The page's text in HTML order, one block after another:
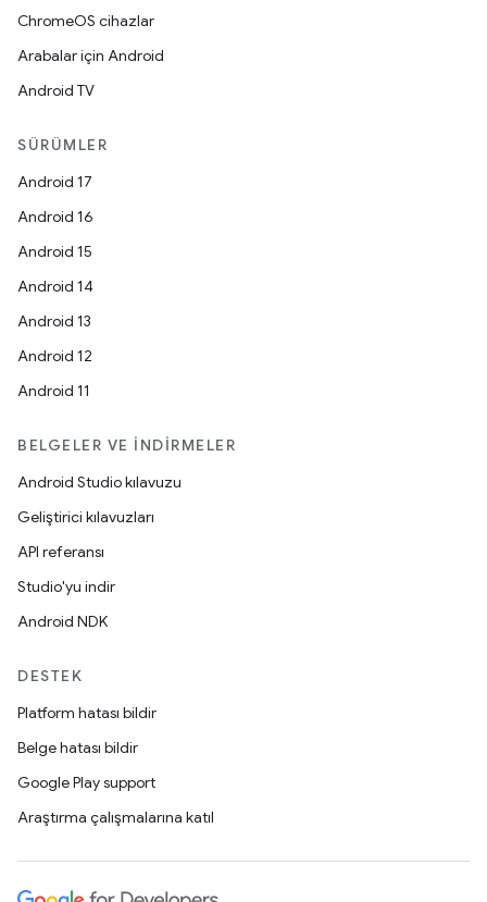
ChromeOS cihazlar
Arabalar için Android
Android TV
SÜRÜMLER
Android 17
Android 16
Android 15
Android 14
Android 13
Android 12
Android 11
BELGELER VE İNDIRMELER
Android Studio kılavuzu
Geliştirici kılavuzları
API referansı
Studio'yu indir
Android NDK
DESTEK
Platform hatası bildir
Belge hatası bildir
Google Play support
Araştırma çalışmalarına katıl